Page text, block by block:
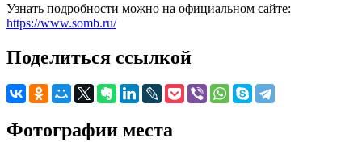
Узнать подробности можно на официальном сайте:
https://www.somb.ru/
Поделиться ссылкой
Фотографии места